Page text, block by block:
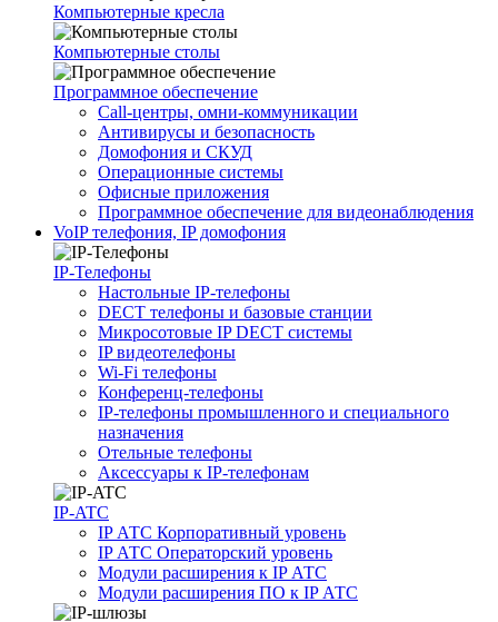
Компьютерные кресла
Компьютерные столы
Программное обеспечение
Call-центры, омни-коммуникации
Антивирусы и безопасность
Домофония и СКУД
Операционные системы
Офисные приложения
Программное обеспечение для видеонаблюдения
VoIP телефония, IP домофония
IP-Телефоны
Настольные IP-телефоны
DECT телефоны и базовые станции
Микросотовые IP DECT системы
IP видеотелефоны
Wi-Fi телефоны
Конференц-телефоны
IP-телефоны промышленного и специального
назначения
Отельные телефоны
Аксессуары к IP-телефонам
IP-ATC
IP АТС Корпоративный уровень
IP АТС Операторский уровень
Модули расширения к IP АТС
Модули расширения ПО к IP АТС